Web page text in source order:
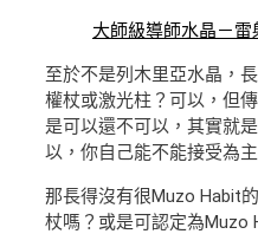
大師級導師水晶－
至於不是列木里亞水晶，
權杖或激光柱？可以，但
是可以還不可以，其實就
以，你自己能不能接受為主
那長得沒有很Muzo Habit
杖嗎？或是可認定為Muzo